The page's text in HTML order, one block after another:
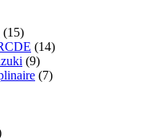
(15)
(14)
(9)
(7)